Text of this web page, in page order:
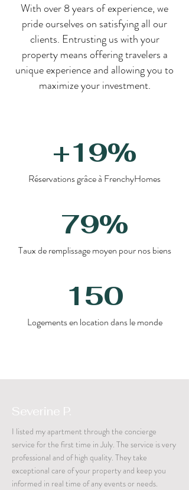
With over 8 years of experience, we
pride ourselves on satisfying all our
clients. Entrusting us with your
property means offering travelers a
unique experience and allowing you to
maximize your investment.
+19%
Réservations grâce à FrenchyHomes
79%
Taux de remplissage moyen pour nos biens
150
Logements en location dans le monde
Severine P.
I listed my apartment through the concierge
service for the first time in July. The service is very
professional and of high quality. They take
exceptional care of your property and keep you
informed in real time of any events or needs.